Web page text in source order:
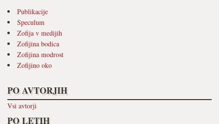
Publikacije
Speculum
Zofija v medijih
Zofijina bodica
Zofijina modrost
Zofijino oko
PO AVTORJIH
Vsi avtorji
PO LETIH